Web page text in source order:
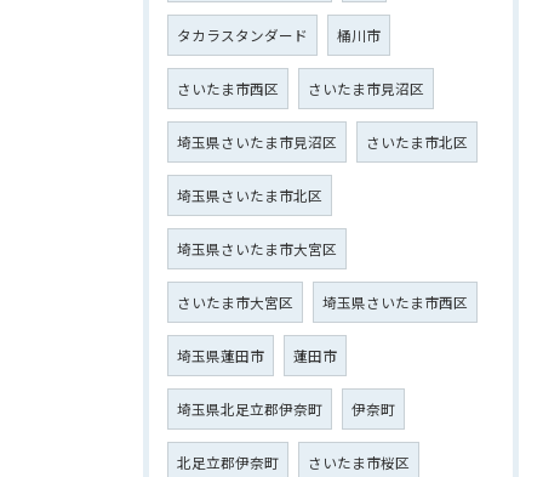
タカラスタンダード 桶川市
さいたま市西区 さいたま市見沼区
埼玉県さいたま市見沼区 さいたま市北区
埼玉県さいたま市北区
埼玉県さいたま市大宮区
さいたま市大宮区 埼玉県さいたま市西区
埼玉県蓮田市 蓮田市
埼玉県北足立郡伊奈町 伊奈町
北足立郡伊奈町 さいたま市桜区